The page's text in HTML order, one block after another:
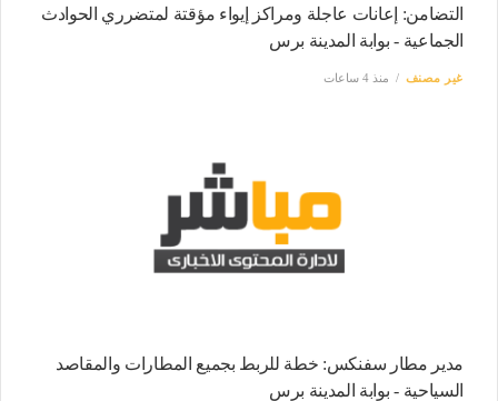
التضامن: إعانات عاجلة ومراكز إيواء مؤقتة لمتضرري الحوادث
الجماعية - بوابة المدينة برس
غير مصنف منذ 4 ساعات
مدير مطار سفنكس: خطة للربط بجميع المطارات والمقاصد
السياحية - بوابة المدينة برس